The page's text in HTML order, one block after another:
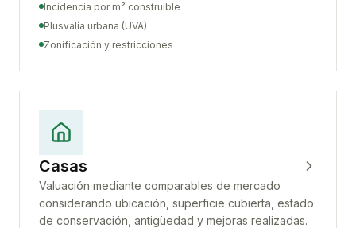
Incidencia por m² construible
Plusvalía urbana (UVA)
Zonificación y restricciones
Casas
Valuación mediante comparables de mercado
considerando ubicación, superficie cubierta, estado
de conservación, antigüedad y mejoras realizadas.